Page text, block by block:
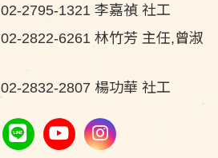
02-2795-1321 李嘉禎 社工
02-2822-6261 林竹芳 主任,曾淑
02-2832-2807 楊功華 社工